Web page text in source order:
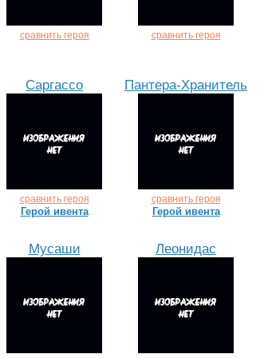
сравнить героя сравнить героя
Саргассо
сравнить героя
Герой ивента
Пантера-Хранитель
сравнить героя
Герой ивента
Мусаши Леонидас